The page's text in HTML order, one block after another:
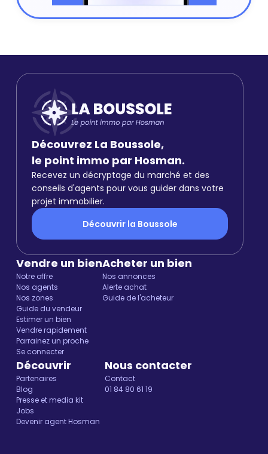
Découvrez La Boussole,
le point immo par Hosman.
Recevez un décryptage du marché et des
conseils d'agents pour vous guider dans votre
projet immobilier.
Découvrir la Boussole
Vendre un bien
Notre offre
Nos agents
Nos zones
Guide du vendeur
Estimer un bien
Vendre rapidement
Parrainez un proche
Se connecter
Acheter un bien
Nos annonces
Alerte achat
Guide de l'acheteur
Découvrir
Partenaires
Blog
Presse et media kit
Jobs
Devenir agent Hosman
Nous contacter
Contact
01 84 80 61 19